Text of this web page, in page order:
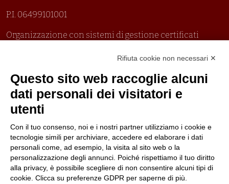
P.I. 06499101001
Organizzazione con sistemi di gestione certificati
Politica per la parità di genere
Politica antibullismo
Piè di pagina
Contatti
Lavora con noi
Seguici su
Rifiuta cookie non necessari ✕
Questo sito web raccoglie alcuni
dati personali dei visitatori e
utenti
Con il tuo consenso, noi e i nostri partner utilizziamo i cookie e
tecnologie simili per archiviare, accedere ed elaborare i dati
personali come, ad esempio, la visita al sito web o la
personalizzazione degli annunci. Poiché rispettiamo il tuo diritto
alla privacy, è possibile scegliere di non consentire alcuni tipi di
cookie. Clicca su preferenze GDPR per saperne di più.